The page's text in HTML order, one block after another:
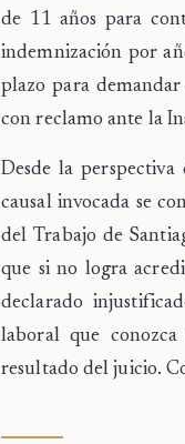
de 11 años para
indemnización por
plazo para
con reclamo ante la
Desde la
causal invocada se
del Trabajo de
que si no logra
declarado
laboral que
resultado del juicio.